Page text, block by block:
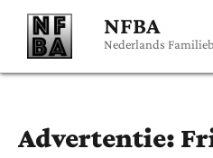
NFBA
Nederlands
Advertentie: